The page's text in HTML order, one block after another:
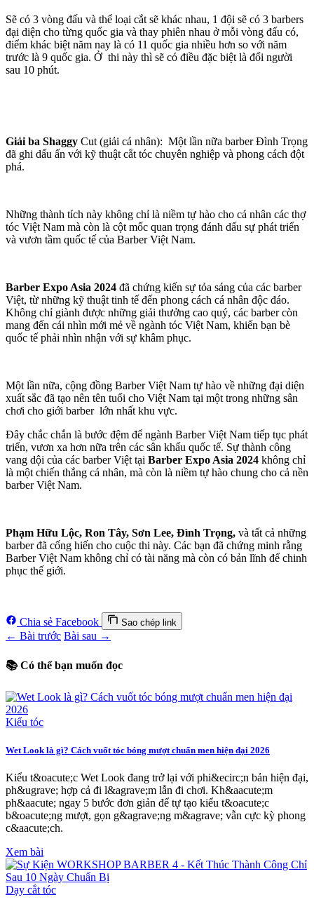
Sẽ có 3 vòng đấu và thể loại cắt sẽ khác nhau, 1 đội sẽ có 3 barbers
đại diện cho từng quốc gia và thay phiên nhau ở mỗi vòng đấu có,
điểm khác biệt năm nay là có 11 quốc gia nhiều hơn so với năm
trước là 9 quốc gia. Ở thi này thì sẽ có điều đặc biệt là đổi người
sau 10 phút.
Giải ba Shaggy Cut (giải cá nhân): Một lần nữa barber Đình Trọng
đã ghi dấu ấn với kỹ thuật cắt tóc chuyên nghiệp và phong cách đột
phá.
Những thành tích này không chỉ là niềm tự hào cho cá nhân các thợ
tóc Việt Nam mà còn là cột mốc quan trọng đánh dấu sự phát triển
và vươn tầm quốc tế của Barber Việt Nam.
Barber Expo Asia 2024 đã chứng kiến sự tỏa sáng của các barber
Việt, từ những kỹ thuật tinh tế đến phong cách cá nhân độc đáo.
Không chỉ giành được những giải thưởng cao quý, các barber còn
mang đến cái nhìn mới mẻ về ngành tóc Việt Nam, khiến bạn bè
quốc tế phải nhìn nhận với sự khâm phục.
Một lần nữa, cộng đồng Barber Việt Nam tự hào về những đại diện
xuất sắc đã tạo nên tên tuổi cho Việt Nam tại một trong những sân
chơi cho giới barber lớn nhất khu vực.
Đây chắc chắn là bước đệm để ngành Barber Việt Nam tiếp tục phát
triển, vươn xa hơn nữa trên các sân khấu quốc tế. Sự thành công
vang dội của các barber Việt tại Barber Expo Asia 2024 không chỉ
là một chiến thắng cá nhân, mà còn là niềm tự hào chung cho cả nền
barber Việt Nam.
Phạm Hữu Lộc, Ron Tây, Sơn Lee, Đình Trọng, và tất cả những
barber đã cống hiến cho cuộc thi này. Các bạn đã chứng minh rằng
Barber Việt Nam không chỉ có tài năng mà còn có bản lĩnh để chinh
phục thế giới.
Chia sẻ Facebook Sao chép link
← Bài trước Bài sau →
📚 Có thể bạn muốn đọc
Kiểu tóc
Wet Look là gì? Cách vuốt tóc bóng mượt chuẩn men hiện đại 2026
Kiểu t&oacute;c Wet Look đang trở lại với phi&ecirc;n bản hiện đại,
ph&ugrave; hợp cả đi l&agrave;m lẫn đi chơi. Kh&aacute;m
ph&aacute; ngay 5 bước đơn giản để tự tạo kiểu t&oacute;c
b&oacute;ng mượt, gọn g&agrave;ng m&agrave; vẫn cực kỳ phong
c&aacute;ch.
Xem bài
Dạy cắt tóc